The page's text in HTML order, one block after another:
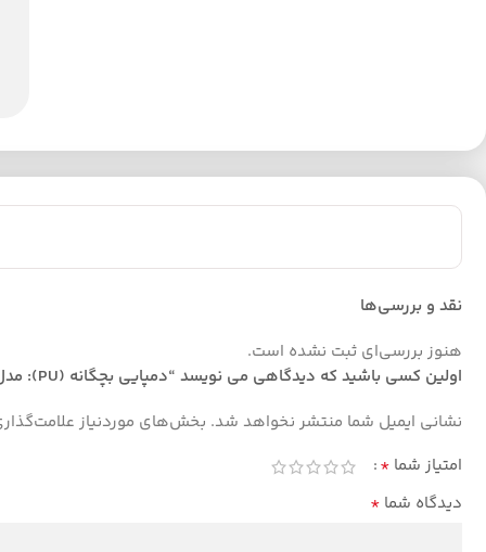
نقد و بررسی‌ها
هنوز بررسی‌ای ثبت نشده است.
اولین کسی باشید که دیدگاهی می نویسد “دمپایی بچگانه (PU): مدل یوتیوب”
نشانی ایمیل شما منتشر نخواهد شد. بخش‌های موردنیاز
امتیاز شما *
دیدگاه شما *